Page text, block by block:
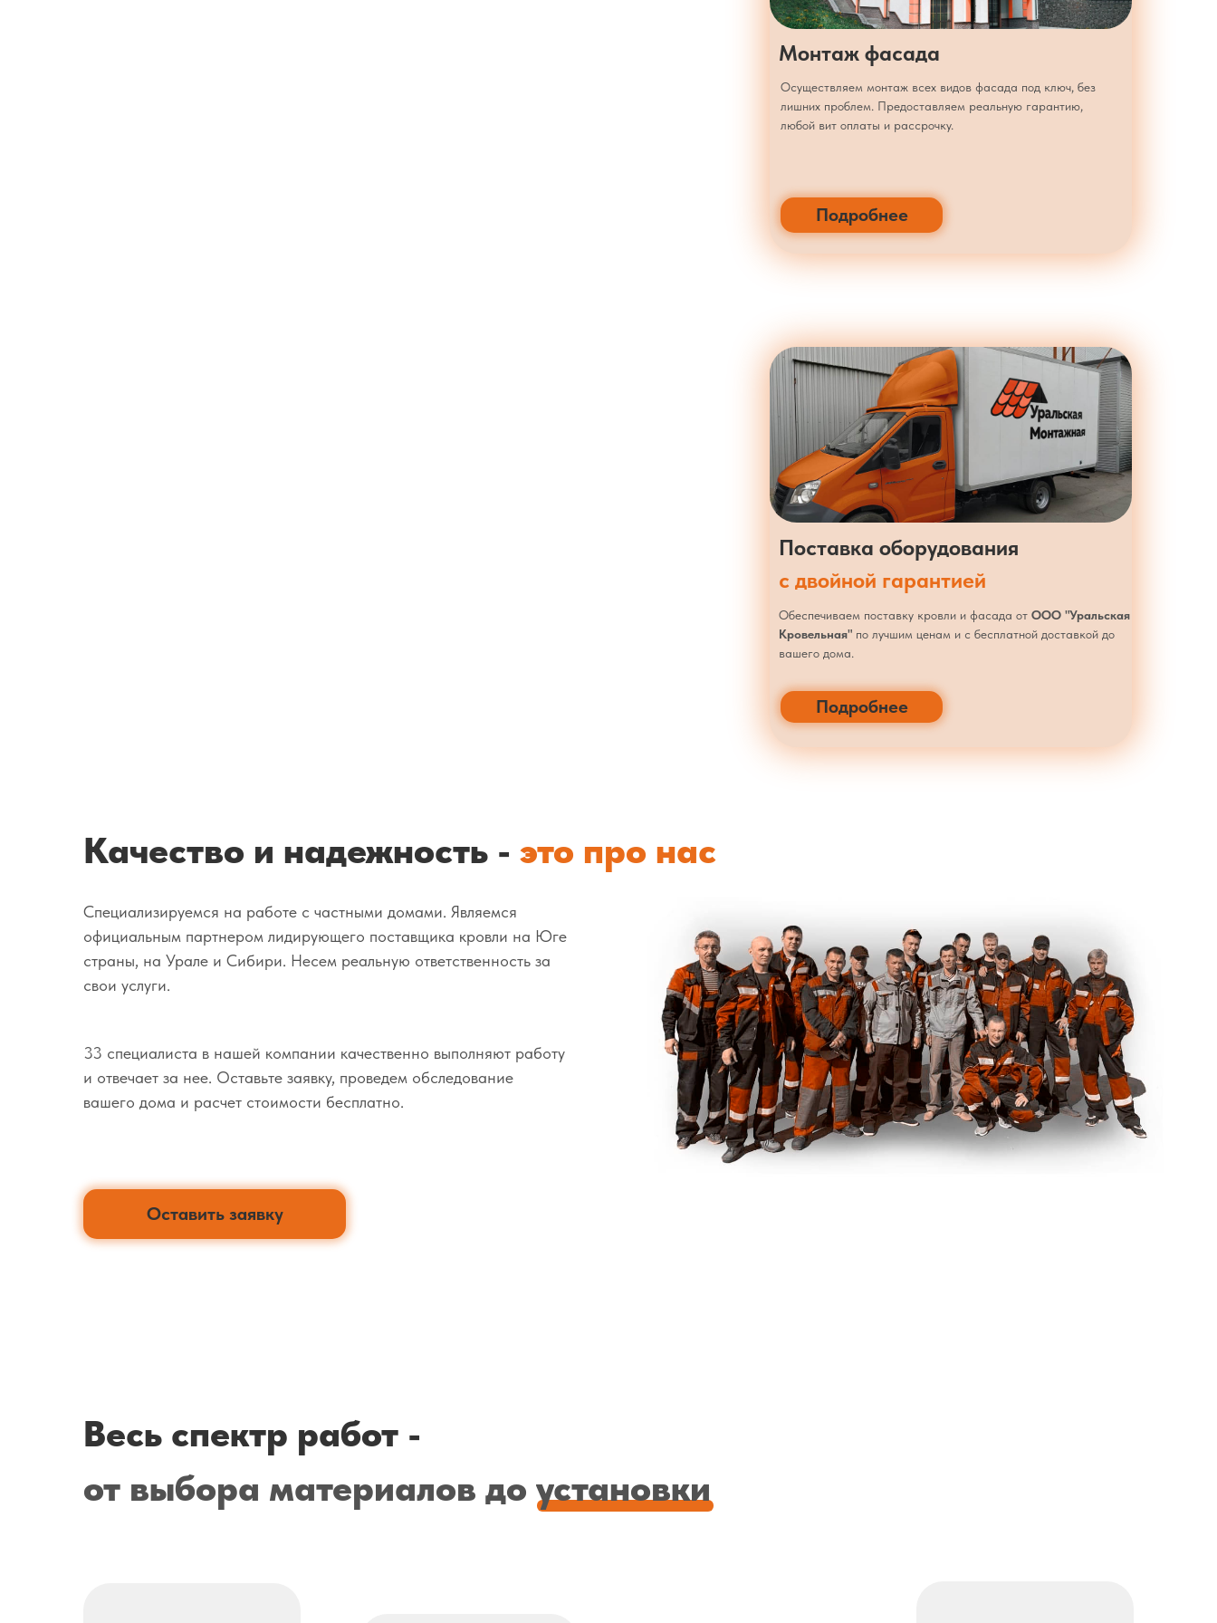
Монтаж фасада
Осуществляем монтаж всех видов фасада под ключ, без
лишних проблем. Предоставляем реальную гарантию,
любой вит оплаты и рассрочку.
Подробнее
Поставка оборудования
с двойной гарантией
Обеспечиваем поставку кровли и фасада от ООО "Уральская
Кровельная" по лучшим ценам и с бесплатной доставкой до
вашего дома.
Подробнее
Качество и надежность - это про нас
Специализируемся на работе с частными домами. Являемся
официальным партнером лидирующего поставщика кровли на Юге
страны, на Урале и Сибири. Несем реальную ответственность за
свои услуги.
33 специалиста в нашей компании качественно выполняют работу
и отвечает за нее. Оставьте заявку, проведем обследование
вашего дома и расчет стоимости бесплатно.
Оставить заявку
Весь спектр работ -
от выбора материалов до установки